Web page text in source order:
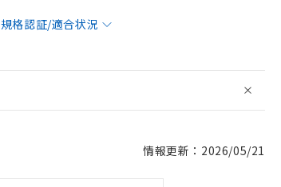
規格認証/適合状況
情報更新：2026/05/21